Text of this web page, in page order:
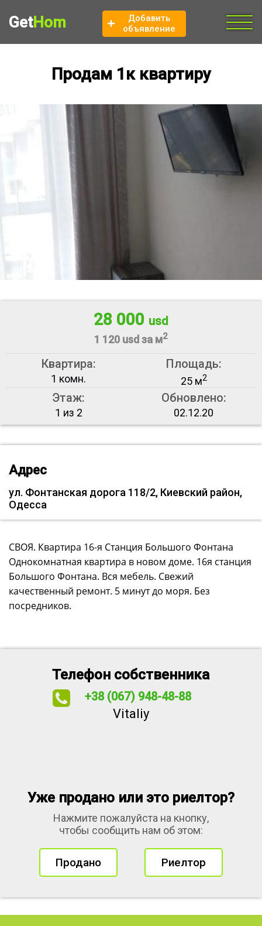
GetHom
Добавить
объявление
Продам 1к квартиру
28 000 usd
1 120 usd за м2
Квартира:
1 комн.
Площадь:
25 м2
Этаж:
1 из 2
Обновлено:
02.12.20
Адрес
ул. Фонтанская дорога 118/2, Киевский район,
Одесса
СВОЯ. Квартира 16-я Станция Большого Фонтана
Однокомнатная квартира в новом доме. 16я станция
Большого Фонтана. Вся мебель. Свежий
качественный ремонт. 5 минут до моря. Без
посредников.
Телефон собственника
+38 (067) 948-48-88
Vitaliy
Уже продано или это риелтор?
Нажмите пожалуйста на кнопку,
чтобы сообщить нам об этом:
Продано Риелтор